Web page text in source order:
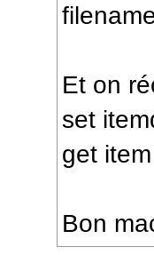
Et on
set
get
Bon